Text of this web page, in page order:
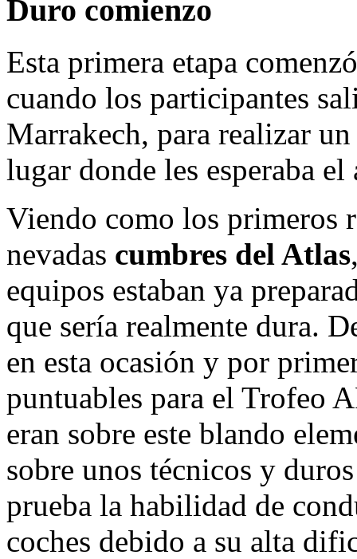
Duro comienzo
Esta primera etapa
cuando los participantes
Marrakech, para realizar
lugar donde les esperaba el
Viendo como los primeros
nevadas cumbres del Atlas
equipos estaban ya
que sería realmente dura.
en esta ocasión y por
puntuables para el Trofeo
eran sobre este blando
sobre unos técnicos y
prueba la habilidad de
coches debido a su alta